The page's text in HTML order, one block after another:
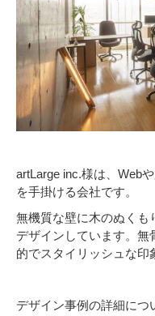
artLarge inc.様は、Web
を手掛ける会社です。
無機質な壁に木のぬくも
デザインしています。無
的でスタイリッシュな印
デザイン事例の詳細につ